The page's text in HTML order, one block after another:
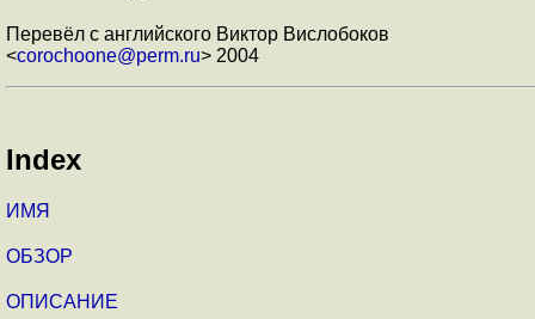
Перевёл с английского Виктор Вислобоков
<corochoone@perm.ru> 2004
Index
ИМЯ
ОБЗОР
ОПИСАНИЕ